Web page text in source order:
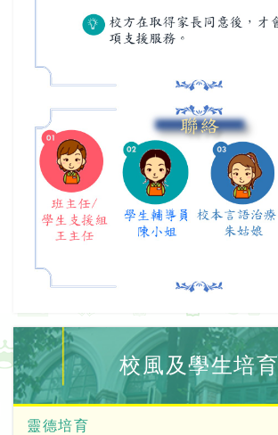
校風及學生培育
靈德培育